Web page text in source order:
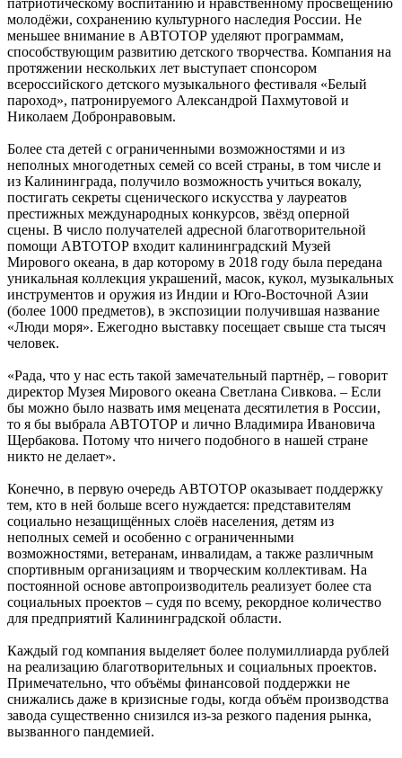
молодёжи, сохранению культурного наследия России. Не
меньшее внимание в АВТОТОР уделяют программам,
способствующим развитию детского творчества. Компания на
протяжении нескольких лет выступает спонсором
всероссийского детского музыкального фестиваля «Белый
пароход», патронируемого Александрой Пахмутовой и
Николаем Добронравовым.
Более ста детей с ограниченными возможностями и из
неполных многодетных семей со всей страны, в том числе и
из Калининграда, получило возможность учиться вокалу,
постигать секреты сценического искусства у лауреатов
престижных международных конкурсов, звёзд оперной
сцены. В число получателей адресной благотворительной
помощи АВТОТОР входит калининградский Музей
Мирового океана, в дар которому в 2018 году была передана
уникальная коллекция украшений, масок, кукол, музыкальных
инструментов и оружия из Индии и Юго-Восточной Азии
(более 1000 предметов), в экспозиции получившая название
«Люди моря». Ежегодно выставку посещает свыше ста тысяч
человек.
«Рада, что у нас есть такой замечательный партнёр, – говорит
директор Музея Мирового океана Светлана Сивкова. – Если
бы можно было назвать имя мецената десятилетия в России,
то я бы выбрала АВТОТОР и лично Владимира Ивановича
Щербакова. Потому что ничего подобного в нашей стране
никто не делает».
Конечно, в первую очередь АВТОТОР оказывает поддержку
тем, кто в ней больше всего нуждается: представителям
социально незащищённых слоёв населения, детям из
неполных семей и особенно с ограниченными
возможностями, ветеранам, инвалидам, а также различным
спортивным организациям и творческим коллективам. На
постоянной основе автопроизводитель реализует более ста
социальных проектов – судя по всему, рекордное количество
для предприятий Калининградской области.
Каждый год компания выделяет более полумиллиарда рублей
на реализацию благотворительных и социальных проектов.
Примечательно, что объёмы финансовой поддержки не
снижались даже в кризисные годы, когда объём производства
завода существенно снизился из-за резкого падения рынка,
вызванного пандемией.